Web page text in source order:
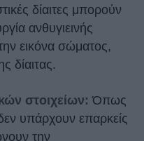
δίαιτες μπορούν
ανθυγιεινής
εικόνα σώματος,
δίαιτας.
στοιχείων: Όπως
υπάρχουν επαρκείς
την